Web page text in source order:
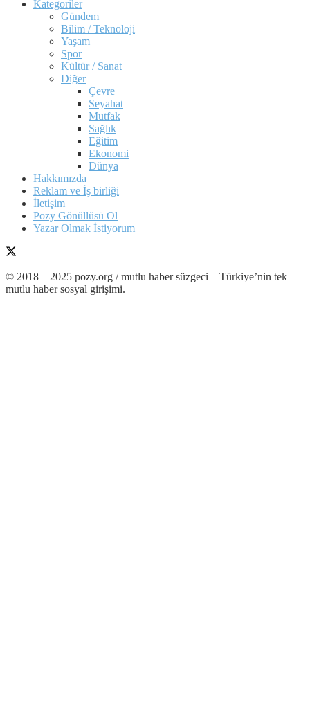
Kategoriler
Gündem
Bilim / Teknoloji
Yaşam
Spor
Kültür / Sanat
Diğer
Çevre
Seyahat
Mutfak
Sağlık
Eğitim
Ekonomi
Dünya
Hakkımızda
Reklam ve İş birliği
İletişim
Pozy Gönüllüsü Ol
Yazar Olmak İstiyorum
© 2018 – 2025 pozy.org / mutlu haber süzgeci – Türkiye’nin tek
mutlu haber sosyal girişimi.